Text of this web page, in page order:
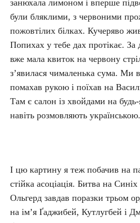
занюхала лимоном і вперше
були бляклими, з червоними
пожовтілих білках. Кучеряво
Попихах у тебе дах протікає. За
вже мала квиток на червону
з’явилася чималенька сума. Ми
помахав рукою і поїхав на
Там є салон із хвойдами на
навіть розмовляють українською.
І цю картину я теж побачив на
стійка асоціація. Битва на
Ольгерд завдав поразки трьом
на ім’я Ґаджибей, Кутлугбей і